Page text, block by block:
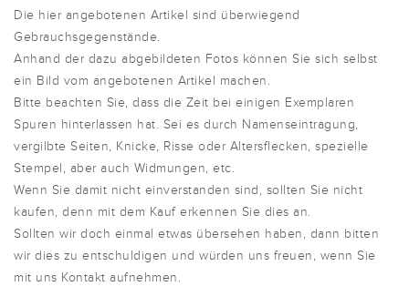
Die hier angebotenen Artikel sind überwiegend
Gebrauchsgegenstände.
Anhand der dazu abgebildeten Fotos können Sie sich selbst
ein Bild vom angebotenen Artikel machen.
Bitte beachten Sie, dass die Zeit bei einigen Exemplaren
Spuren hinterlassen hat. Sei es durch Namenseintragung,
vergilbte Seiten, Knicke, Risse oder Altersflecken, spezielle
Stempel, aber auch Widmungen, etc.
Wenn Sie damit nicht einverstanden sind, sollten Sie nicht
kaufen, denn mit dem Kauf erkennen Sie dies an.
Sollten wir doch einmal etwas übersehen haben, dann bitten
wir dies zu entschuldigen und würden uns freuen, wenn Sie
mit uns Kontakt aufnehmen.